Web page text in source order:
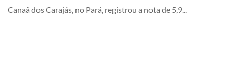
Canaã dos Carajás, no Pará, registrou a nota de 5,9...